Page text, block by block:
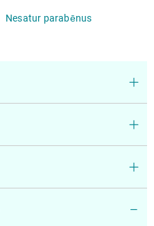
Nesatur parabēnus